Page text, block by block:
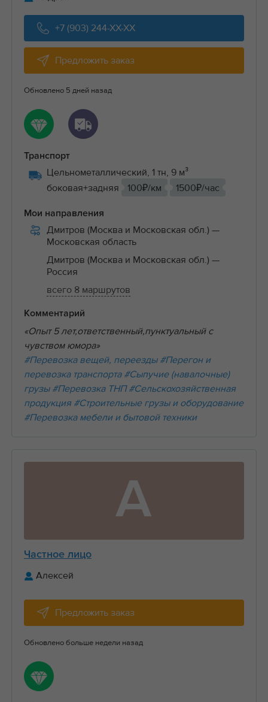
+7 (903) 244-XX-XX
Предложить заказ
Обновлено 5 дней назад
Транспорт
Цельнометаллический, 1 тн, 9 м³
боковая+задняя
100₽/км 1500₽/час
Мои направления
Дмитров (Москва и Московская обл.) —
Московская область
Дмитров (Москва и Московская обл.) —
Россия
всего 8 маршрутов
Комментарий
«Опыт 5 лет,ответственный,пунктуальный с
чувством юмора»
#Перевозка вещей, переезды #Перегон и
перевозка транспорта #Сыпучие (навалочные)
грузы #Перевозка ТНП #Сельскохозяйственная
продукция #Строительные грузы и оборудование
#Перевозка мебели и бытовой техники
А
Частное лицо
Алексей
Предложить заказ
Обновлено больше недели назад